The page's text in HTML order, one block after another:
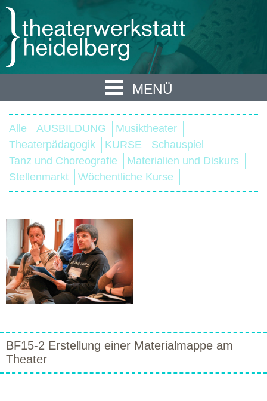
MENÜ
Alle AUSBILDUNG
Musiktheater
Theaterpädagogik
KURSE
Schauspiel
Tanz und Choreografie
Materialien und Diskurs
Stellenmarkt
Wöchentliche Kurse
BF15-2 Erstellung einer Materialmappe am
Theater